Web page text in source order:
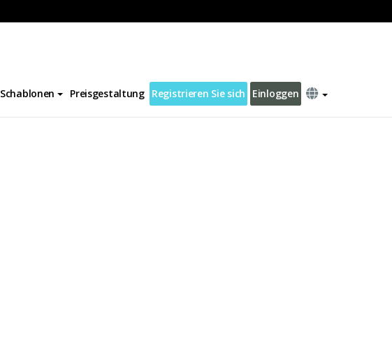
Schablonen Preisgestaltung Registrieren Sie sich Einloggen